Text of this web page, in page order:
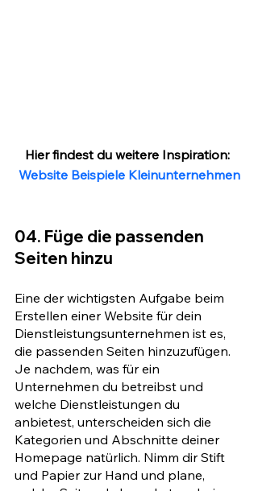
Hier findest du weitere Inspiration:
Website Beispiele Kleinunternehmen
04. Füge die passenden
Seiten hinzu
Eine der wichtigsten Aufgabe beim
Erstellen einer Website für dein
Dienstleistungsunternehmen ist es,
die passenden Seiten hinzuzufügen.
Je nachdem, was für ein
Unternehmen du betreibst und
welche Dienstleistungen du
anbietest, unterscheiden sich die
Kategorien und Abschnitte deiner
Homepage natürlich. Nimm dir Stift
und Papier zur Hand und plane,